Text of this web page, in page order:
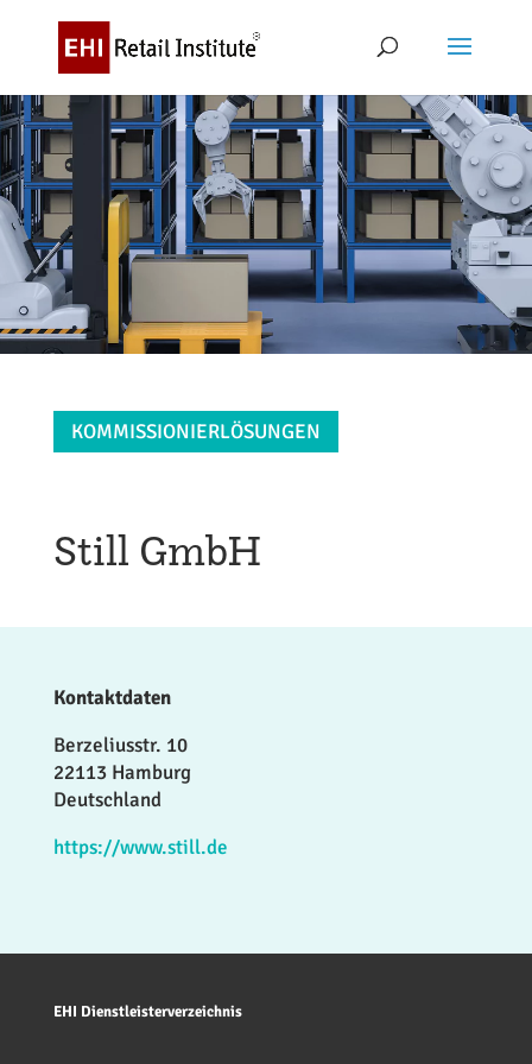
KOMMISSIONIERLÖSUNGEN
Still GmbH
Kontaktdaten
Berzeliusstr. 10
22113 Hamburg
Deutschland
https://www.still.de
EHI Dienstleisterverzeichnis